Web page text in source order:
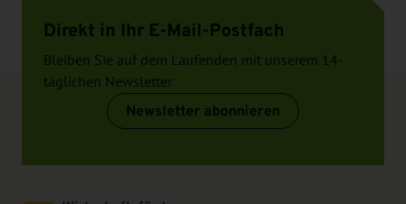
Direkt in Ihr E-Mail-Postfach
Bleiben Sie auf dem Laufenden mit unserem 14-
täglichen Newsletter
Newsletter abonnieren